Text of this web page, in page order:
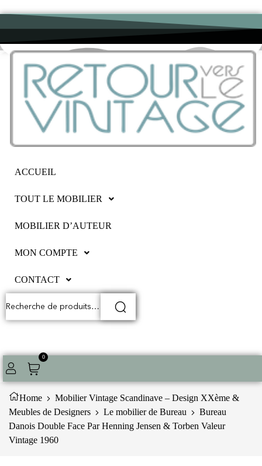
ACCUEIL
TOUT LE MOBILIER
MOBILIER D’AUTEUR
MON COMPTE
CONTACT
0
Home
Mobilier Vintage Scandinave – Design XXème &
Meubles de Designers
Le mobilier de Bureau
Bureau
Danois Double Face Par Henning Jensen & Torben Valeur
Vintage 1960